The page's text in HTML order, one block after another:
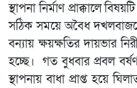
স্থাপনা নির্মাণ প্রাক্কালে
সঠিক সময়ে অবৈধ
বন্যায় ক্ষয়ক্ষতির দায়ভার
হচ্ছে। গত বুধবার প্রবল
স্থাপনায় বাধা প্রাপ্ত হয়ে